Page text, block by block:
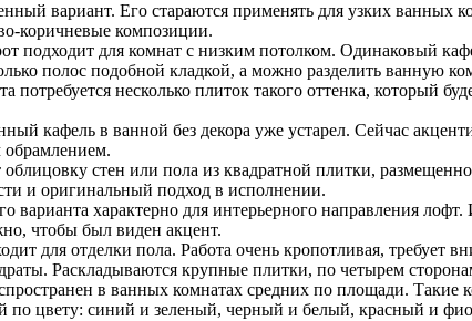
вариант. Его стараются применять для узких ванных
коричневые композиции.
подходит для комнат с низким потолком. Одинаковый
полос подобной кладкой, а можно разделить ванную
потребуется несколько плиток такого оттенка, который
кафель в ванной без декора уже устарел. Сейчас
обрамлением.
стен или пола из квадратной плитки,
и оригинальный подход в исполнении.
варианта характерно для интерьерного направления
чтобы был виден акцент.
для отделки пола. Работа очень кропотливая,
Раскладываются крупные плитки, по четырем
в ванных комнатах средних по площади.
по цвету: синий и зеленый, черный и белый, красный и